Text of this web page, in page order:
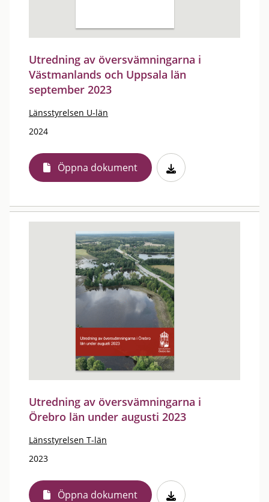
Utredning av översvämningarna i
Västmanlands och Uppsala län
september 2023
Länsstyrelsen U-län
2024
Öppna dokument
Utredning av översvämningarna i
Örebro län under augusti 2023
Länsstyrelsen T-län
2023
Öppna dokument